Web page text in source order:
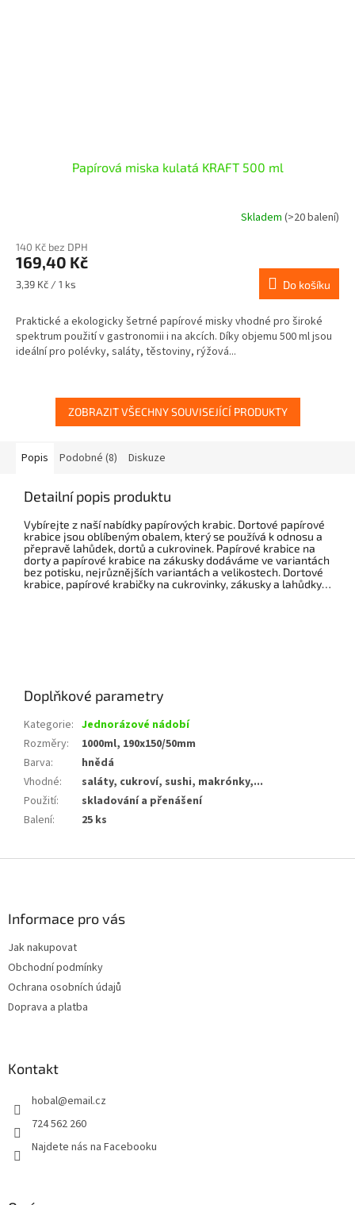
Papírová miska kulatá KRAFT 500 ml
Skladem (>20 balení)
140 Kč bez DPH
169,40 Kč
Měrná
3,39 Kč / 1 ks Do košíku
Praktické a ekologicky šetrné papírové misky vhodné pro široké
spektrum použití v gastronomii i na akcích. Díky objemu 500 ml jsou
ideální pro polévky, saláty, těstoviny, rýžová...
ZOBRAZIT VŠECHNY SOUVISEJÍCÍ PRODUKTY
Popis Podobné (8) Diskuze
Detailní popis produktu
Vybírejte z naší nabídky papírových krabic. Dortové papírové
krabice jsou oblíbeným obalem, který se používá k odnosu a
přepravě lahůdek, dortů a cukrovinek. Papírové krabice na
dorty a papírové krabice na zákusky dodáváme ve variantách
bez potisku, nejrůznějších variantách a velikostech. Dortové
krabice, papírové krabičky na cukrovinky, zákusky a lahůdky…
Doplňkové parametry
Kategorie: Jednorázové nádobí
Rozměry:
1000ml, 190x150/50mm
Barva:
hnědá
Vhodné:
saláty, cukroví, sushi, makrónky,...
Použití:
skladování a přenášení
Balení: 25 ks
Informace pro vás
Jak nakupovat
Obchodní podmínky
Ochrana osobních údajů
Doprava a platba
Kontakt
hobal@email.cz
724 562 260
Najdete nás na Facebooku